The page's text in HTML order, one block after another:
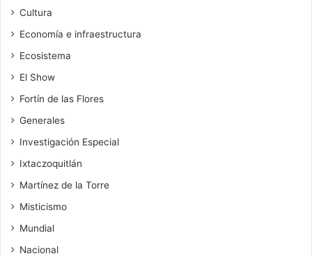
Cultura
Economía e infraestructura
Ecosistema
El Show
Fortín de las Flores
Generales
Investigación Especial
Ixtaczoquitlán
Martínez de la Torre
Misticismo
Mundial
Nacional